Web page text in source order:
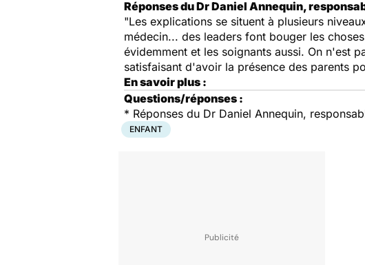
Réponses du Dr Daniel Annequin,
"Les explications se situent à plusieurs
médecin... des leaders font bouger les
évidemment et les soignants aussi. On n'est
satisfaisant d'avoir la présence des parents
En savoir plus :
Questions/réponses :
* Réponses du Dr Daniel Annequin,
ENFANT